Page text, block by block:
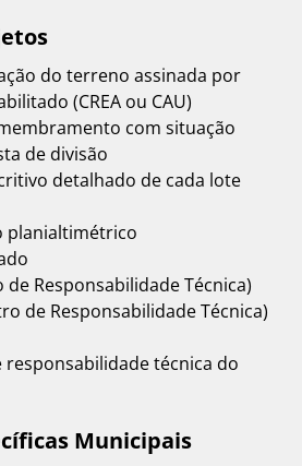
do terreno assinada por
(CREA ou CAU)
com situação
de divisão
detalhado de cada lote
planialtimétrico
de Responsabilidade Técnica)
de Responsabilidade Técnica)
responsabilidade técnica do
Municipais